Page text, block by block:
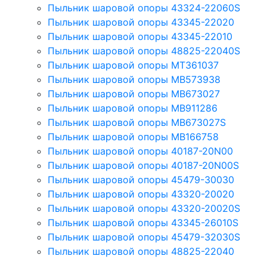
Пыльник шаровой опоры 43324-22060S
Пыльник шаровой опоры 43345-22020
Пыльник шаровой опоры 43345-22010
Пыльник шаровой опоры 48825-22040S
Пыльник шаровой опоры MT361037
Пыльник шаровой опоры MB573938
Пыльник шаровой опоры MB673027
Пыльник шаровой опоры MB911286
Пыльник шаровой опоры MB673027S
Пыльник шаровой опоры MB166758
Пыльник шаровой опоры 40187-20N00
Пыльник шаровой опоры 40187-20N00S
Пыльник шаровой опоры 45479-30030
Пыльник шаровой опоры 43320-20020
Пыльник шаровой опоры 43320-20020S
Пыльник шаровой опоры 43345-26010S
Пыльник шаровой опоры 45479-32030S
Пыльник шаровой опоры 48825-22040